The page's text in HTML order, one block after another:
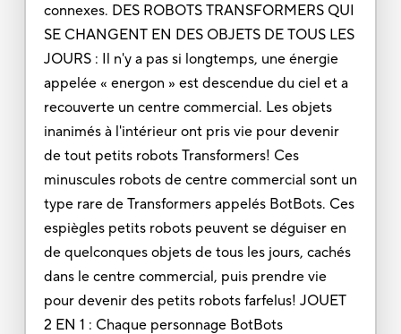
connexes. DES ROBOTS TRANSFORMERS QUI
SE CHANGENT EN DES OBJETS DE TOUS LES
JOURS : Il n'y a pas si longtemps, une énergie
appelée « energon » est descendue du ciel et a
recouverte un centre commercial. Les objets
inanimés à l'intérieur ont pris vie pour devenir
de tout petits robots Transformers! Ces
minuscules robots de centre commercial sont un
type rare de Transformers appelés BotBots. Ces
espiègles petits robots peuvent se déguiser en
de quelconques objets de tous les jours, cachés
dans le centre commercial, puis prendre vie
pour devenir des petits robots farfelus! JOUET
2 EN 1 : Chaque personnage BotBots